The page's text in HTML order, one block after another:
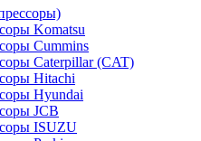
Komatsu
Cummins
Caterpillar (CAT)
Hitachi
Hyundai
JCB
ISUZU